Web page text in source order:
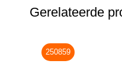
Gerelateerde
250859